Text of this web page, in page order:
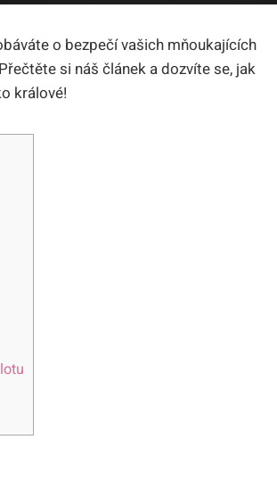
o bezpečí vašich mňoukajících
si náš článek a dozvíte se, jak
králové!